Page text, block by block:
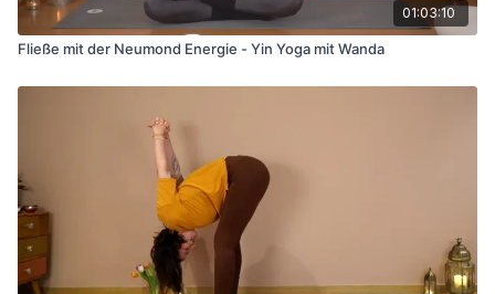
01:03:10
Fließe mit der Neumond Energie - Yin Yoga mit Wanda